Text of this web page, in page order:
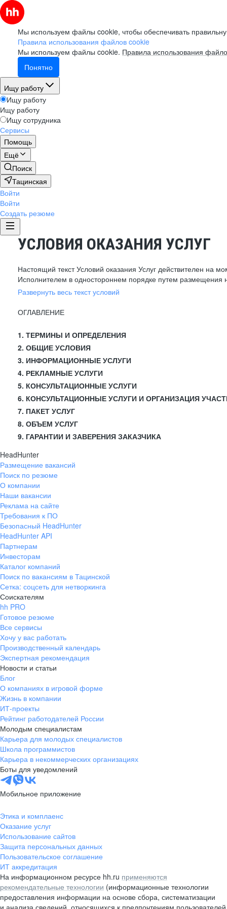
Мы используем файлы cookie, чтобы обеспечивать
Правила использования файлов cookie
Мы используем файлы cookie. Правила использования
Понятно
Ищу работу
Ищу работу
Ищу работу
Ищу сотрудника
Сервисы
Помощь
Ещё
Поиск
Тацинская
Войти
Войти
Создать резюме
УСЛОВИЯ ОКАЗАНИЯ УСЛУГ
Настоящий текст Условий оказания Услуг действителен на
Исполнителем в одностороннем порядке путем размещения
Развернуть весь текст условий
ОГЛАВЛЕНИЕ
1. ТЕРМИНЫ И ОПРЕДЕЛЕНИЯ
2. ОБЩИЕ УСЛОВИЯ
3. ИНФОРМАЦИОННЫЕ УСЛУГИ
4. РЕКЛАМНЫЕ УСЛУГИ
5. КОНСУЛЬТАЦИОННЫЕ УСЛУГИ
6. КОНСУЛЬТАЦИОННЫЕ УСЛУГИ И ОРГАНИЗАЦИЯ
7. ПАКЕТ УСЛУГ
8. ОБЪЕМ УСЛУГ
9. ГАРАНТИИ И ЗАВЕРЕНИЯ ЗАКАЗЧИКА
HeadHunter
Размещение вакансий
Поиск по резюме
О компании
Наши вакансии
Реклама на сайте
Требования к ПО
Безопасный HeadHunter
HeadHunter API
Партнерам
Инвесторам
Каталог компаний
Поиск по вакансиям в Тацинской
Сетка: соцсеть для нетворкинга
Соискателям
hh PRO
Готовое резюме
Все сервисы
Хочу у вас работать
Производственный календарь
Экспертная рекомендация
Новости и статьи
Блог
О компаниях в игровой форме
Жизнь в компании
ИТ-проекты
Рейтинг работодателей России
Молодым специалистам
Карьера для молодых специалистов
Школа программистов
Карьера в некоммерческих организациях
Боты для уведомлений
Мобильное приложение
Этика и комплаенс
Оказание услуг
Использование сайтов
Защита персональных данных
Пользовательское соглашение
ИТ аккредитация
На информационном ресурсе hh.ru применяются
рекомендательные технологии (информационные технологии
предоставления информации на основе сбора, систематизации
и анализа сведений, относящихся к предпочтениям пользователей